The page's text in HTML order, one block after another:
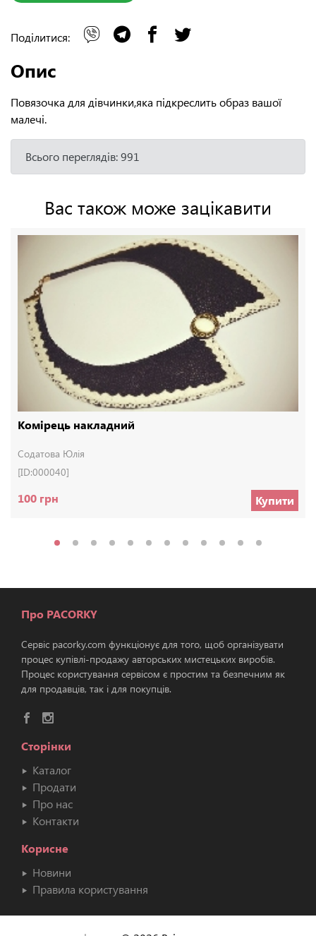
Поділитися:
Опис
Повязочка для дівчинки,яка підкреслить образ вашої
малечі.
Всього переглядів: 991
Вас також може зацікавити
Комірець накладний
Содатова Юлія
[ID:000040]
100 грн Купити
Про PACORKY
Сервіс pacorky.com функціонує для того, щоб організувати
процес купівлі-продажу авторських мистецьких виробів.
Процес користування сервісом є простим та безпечним як
для продавців, так і для покупців.
Сторінки
Каталог
Продати
Про нас
Контакти
Корисне
Новини
Правила користування